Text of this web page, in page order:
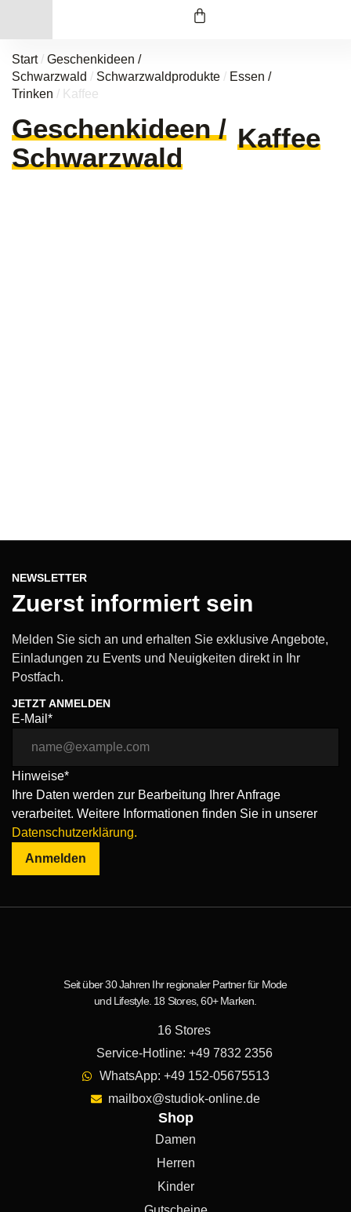
Start/ Geschenkideen /
Schwarzwald / Schwarzwaldprodukte / Essen /
Trinken / Kaffee
Geschenkideen /
Schwarzwald
Kaffee
NEWSLETTER
Zuerst informiert sein
Melden Sie sich an und erhalten Sie exklusive Angebote,
Einladungen zu Events und Neuigkeiten direkt in Ihr
Postfach.
JETZT ANMELDEN
E-Mail*
Hinweise*
Ihre Daten werden zur Bearbeitung Ihrer Anfrage
verarbeitet. Weitere Informationen finden Sie in unserer
Datenschutzerklärung.
Anmelden
Seit über 30 Jahren Ihr regionaler Partner für Mode
und Lifestyle. 18 Stores, 60+ Marken.
16 Stores
Service-Hotline: +49 7832 2356
WhatsApp: +49 152-05675513
mailbox@studiok-online.de
Shop
Damen
Herren
Kinder